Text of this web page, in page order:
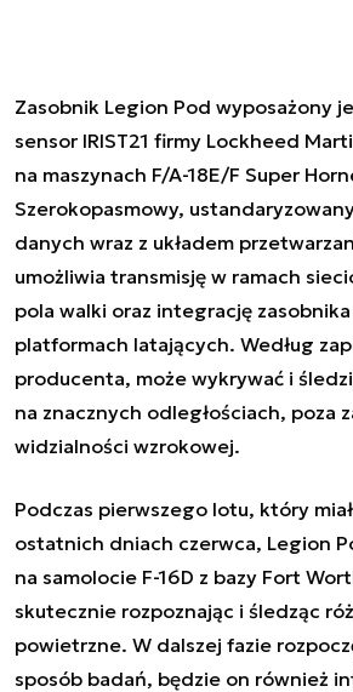
Zasobnik Legion Pod wyposażony
sensor IRIST21 firmy Lockheed
na maszynach F/A-18E/F Super
Szerokopasmowy,
danych wraz z układem
umożliwia transmisję w ramach
pola walki oraz integrację
platformach latających. Według
producenta, może wykrywać i
na znacznych odległościach, poza
widzialności wzrokowej.
Podczas pierwszego lotu, który
ostatnich dniach czerwca, Legion
na samolocie F-16D z bazy Fort
skutecznie rozpoznając i śledząc
powietrzne. W dalszej fazie
sposób badań, będzie on również